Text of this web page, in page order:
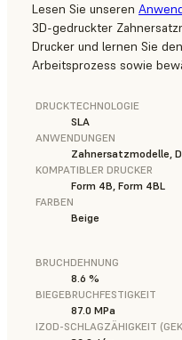
Lesen Sie unseren
3D-gedruckter
Drucker und lernen Sie
Arbeitsprozess sowie
DRUCKTECHNOLOGIE
SLA
ANWENDUNGEN
Zahnersatzmodelle,
KOMPATIBLER DRUCKER
Form 4B, Form 4BL
FARBEN
Beige
BRUCHDEHNUNG
8.6 %
BIEGEBRUCHFESTIGKEIT
87.0 MPa
IZOD-SCHLAGZÄHIGKEIT